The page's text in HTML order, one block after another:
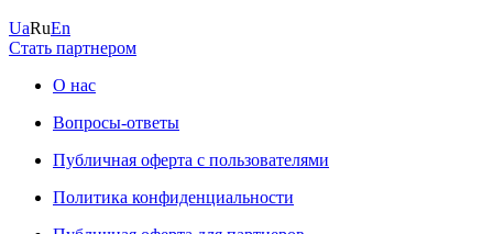
UaRuEn
Стать партнером
О нас
Вопросы-ответы
Публичная оферта с пользователями
Политика конфиденциальности